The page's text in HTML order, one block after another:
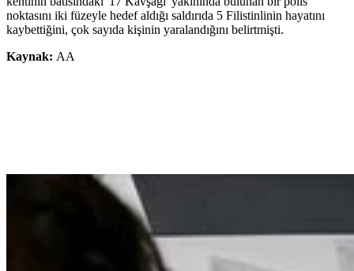
noktasını iki füzeyle hedef aldığı saldırıda 5 Filistinlinin hayatını
kaybettiğini, çok sayıda kişinin yaralandığını belirtmişti.
Kaynak: AA